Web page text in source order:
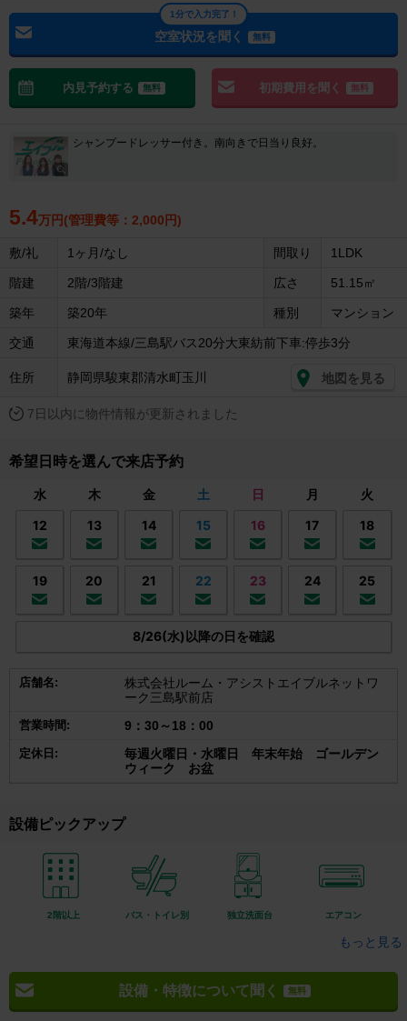
空室状況を聞く 無料
1分で入力完了！
内見予約する 無料 初期費用を聞く 無料
シャンプードレッサー付き。南向きで日当り良好。
5.4万円(管理費等：2,000円)
敷/礼 1ヶ月/なし 間取り 1LDK
階建 2階/3階建 広さ 51.15㎡
築年 築20年 種別 マンション
交通 東海道本線/三島駅バス20分大東紡前下車:停歩3分
住所 静岡県駿東郡清水町玉川 地図を見る
7日以内に物件情報が更新されました
希望日時を選んで来店予約
水 木 金 土 日 月
火
12
13 14 15 16 17 18
19 20 21 22 23 24 25
8/26(水)以降の日を確認
店舗名:
株式会社ルーム・アシストエイブルネットワ
ーク三島駅前店
営業時間: 9：30～18：00
定休日:
毎週火曜日・水曜日 年末年始 ゴールデン
ウィーク お盆
設備ピックアップ
2階以上 バス・トイレ別 独立洗面台 エアコン
もっと見る
設備・特徴について聞く 無料